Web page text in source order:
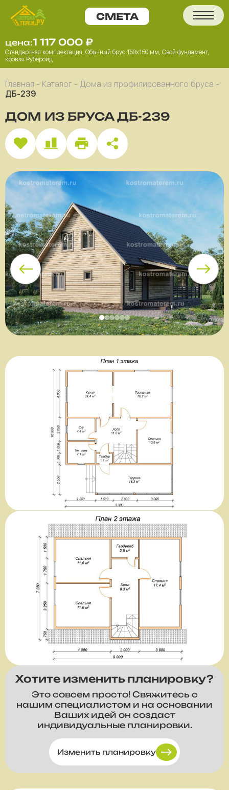
Главная - Каталог - Дома из профилированного бруса -
ДБ-239
ДОМ ИЗ БРУСА ДБ-239
Хотите изменить планировку?
Это совсем просто! Свяжитесь с
нашим специалистом и на основании
Ваших идей он создаст
индивидуальные планировки.
Изменить планировку
цена:1 117 000 ₽
Стандартная комплектация, Обычный брус 150x150 мм, Свой фундамент,
кровля Рубероид